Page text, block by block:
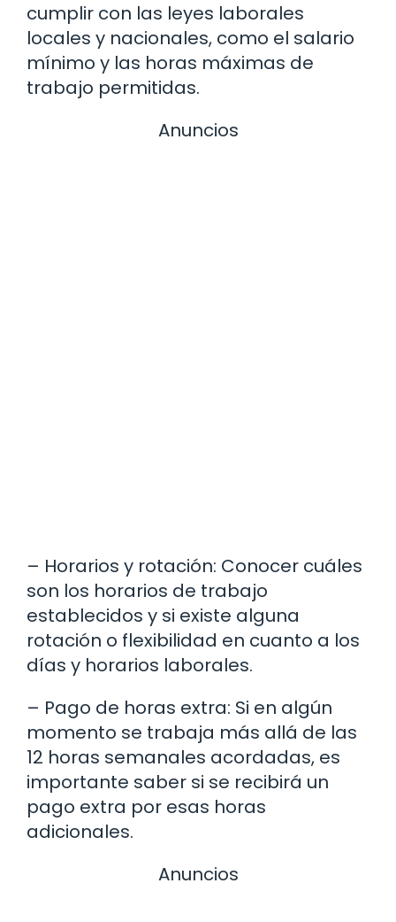
cumplir con las leyes laborales
locales y nacionales, como el salario
mínimo y las horas máximas de
trabajo permitidas.
Anuncios
– Horarios y rotación: Conocer cuáles
son los horarios de trabajo
establecidos y si existe alguna
rotación o flexibilidad en cuanto a los
días y horarios laborales.
– Pago de horas extra: Si en algún
momento se trabaja más allá de las
12 horas semanales acordadas, es
importante saber si se recibirá un
pago extra por esas horas
adicionales.
Anuncios